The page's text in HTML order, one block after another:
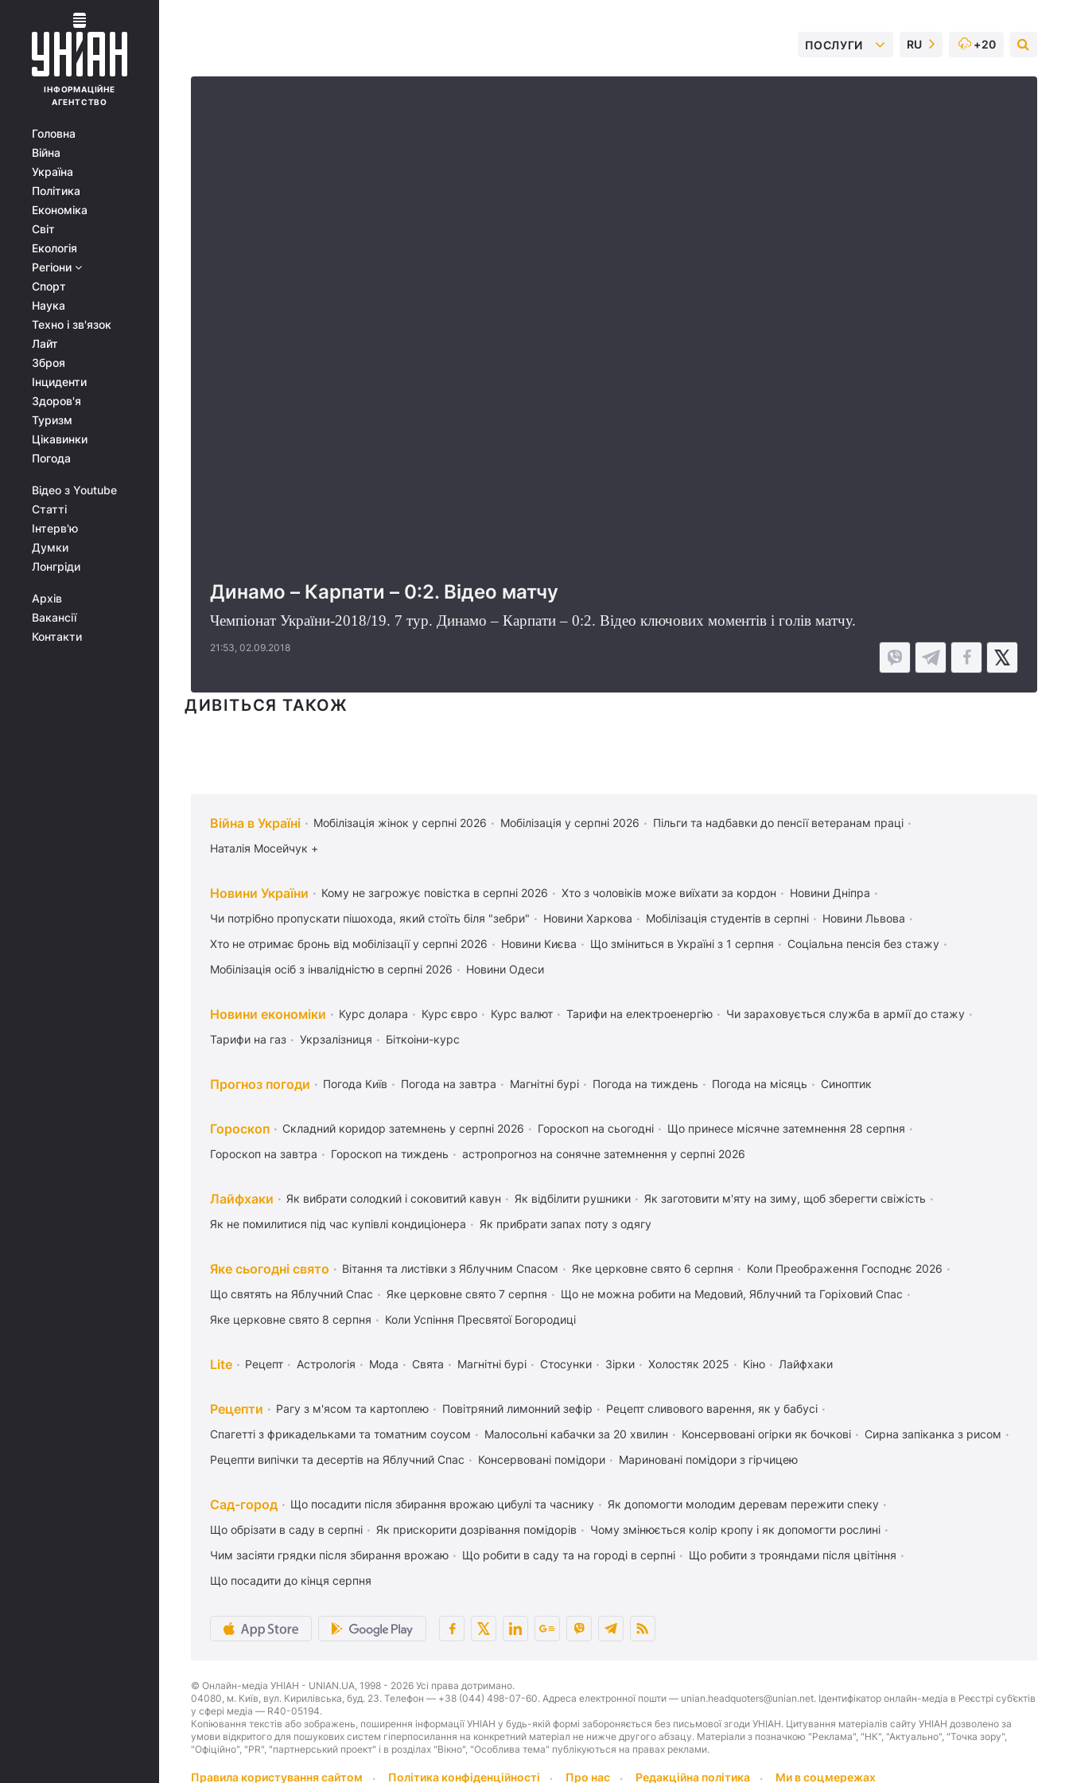
ІНФОРМАЦІЙНЕ
АГЕНТСТВО
Головна
Війна
Україна
Політика
Економіка
Світ
Екологія
Регіони
Спорт
Наука
Техно і зв'язок
Лайт
Зброя
Інциденти
Здоров'я
Туризм
Цікавинки
Погода
Відео з Youtube
Статті
Інтерв'ю
Думки
Лонгріди
Архів
Вакансії
Контакти
ПОСЛУГИ RU +20
Динамо – Карпати – 0:2. Відео матчу
Чемпіонат України-2018/19. 7 тур. Динамо – Карпати – 0:2. Відео ключових моментів і голів матчу.
21:53, 02.09.2018
ДИВІТЬСЯ ТАКОЖ
Війна в Україні Мобілізація жінок у серпні 2026 Мобілізація у серпні 2026
Пільги та надбавки до пенсії ветеранам праці
Наталія Мосейчук +
Новини України Кому не загрожує повістка в серпні 2026 Хто з чоловіків може виїхати за кордон
Новини Дніпра
Чи потрібно пропускати пішохода, який стоїть біля "зебри"
Новини Харкова Мобілізація студентів в серпні
Новини Львова
Хто не отримає бронь від мобілізації у серпні 2026
Новини Києва Що зміниться в Україні з 1 серпня
Соціальна пенсія без стажу
Мобілізація осіб з інвалідністю в серпні 2026
Новини Одеси
Новини економіки Курс долара Курс євро Курс валют Тарифи на електроенергію
Чи зараховується служба в армії до стажу
Тарифи на газ
Укрзалізниця Біткоіни-курс
Прогноз погоди Погода Київ Погода на завтра Магнітні бурі Погода на тиждень Погода на місяць Синоптик
Гороскоп Складний коридор затемнень у серпні 2026 Гороскоп на сьогодні
Що принесе місячне затемнення 28 серпня
Гороскоп на завтра
Гороскоп на тиждень астропрогноз на сонячне затемнення у серпні 2026
Лайфхаки Як вибрати солодкий і соковитий кавун Як відбілити рушники
Як заготовити м'яту на зиму, щоб зберегти свіжість
Як не помилитися під час купівлі кондиціонера
Як прибрати запах поту з одягу
Яке сьогодні свято Вітання та листівки з Яблучним Спасом Яке церковне свято 6 серпня
Коли Преображення Господнє 2026
Що святять на Яблучний Спас
Яке церковне свято 7 серпня
Що не можна робити на Медовий, Яблучний та Горіховий Спас
Яке церковне свято 8 серпня
Коли Успіння Пресвятої Богородиці
Lite Рецепт Астрологія Мода Свята Магнітні бурі Стосунки Зірки Холостяк 2025 Кіно Лайфхаки
Рецепти Рагу з м'ясом та картоплею Повітряний лимонний зефір
Рецепт сливового варення, як у бабусі
Спагетті з фрикадельками та томатним соусом
Малосольні кабачки за 20 хвилин Консервовані огірки як бочкові
Сирна запіканка з рисом
Рецепти випічки та десертів на Яблучний Спас
Консервовані помідори Мариновані помідори з гірчицею
Сад-город Що посадити після збирання врожаю цибулі та часнику
Як допомогти молодим деревам пережити спеку
Що обрізати в саду в серпні
Як прискорити дозрівання помідорів
Чому змінюється колір кропу і як допомогти рослині
Чим засіяти грядки після збирання врожаю
Що робити в саду та на городі в серпні
Що робити з трояндами після цвітіння
Що посадити до кінця серпня
© Онлайн-медіа УНІАН - UNIAN.UA, 1998 - 2026 Усі права дотримано.
04080, м. Київ, вул. Кирилівська, буд. 23. Телефон — +38 (044) 498-07-60. Адреса електронної пошти — unian.headquoters@unian.net. Ідентифікатор онлайн-медіа в Реєстрі суб’єктів
у сфері медіа — R40-05194.
Копіювання текстів або зображень, поширення інформації УНІАН у будь-якій формі забороняється без письмової згоди УНІАН. Цитування матеріалів сайту УНІАН дозволено за
умови відкритого для пошукових систем гіперпосилання на конкретний матеріал не нижче другого абзацу. Матеріали з позначкою "Реклама", "НК", "Актуально", "Точка зору",
"Офіційно", "PR", "партнерський проект" і в розділах "Вікно", "Особлива тема" публікуються на правах реклами.
Правила користування сайтом Політика конфіденційності Про нас Редакційна політика Ми в соцмережах